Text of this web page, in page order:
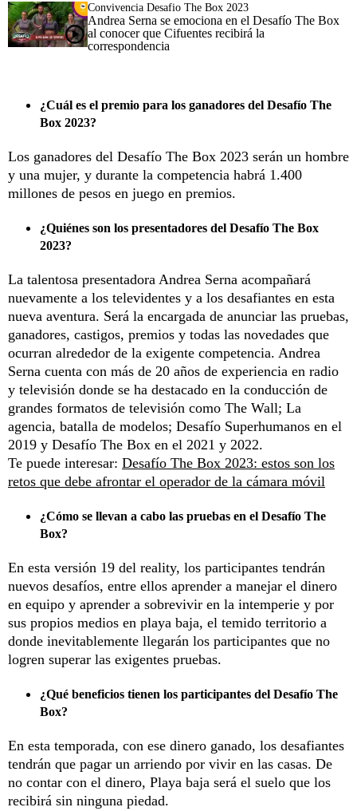
Convivencia Desafio The Box 2023
Andrea Serna se emociona en el Desafío The Box
al conocer que Cifuentes recibirá la
correspondencia
¿Cuál es el premio para los ganadores del Desafío The
Box 2023?
Los ganadores del Desafío The Box 2023 serán un hombre
y una mujer, y durante la competencia habrá 1.400
millones de pesos en juego en premios.
¿Quiénes son los presentadores del Desafío The Box
2023?
La talentosa presentadora Andrea Serna acompañará
nuevamente a los televidentes y a los desafiantes en esta
nueva aventura. Será la encargada de anunciar las pruebas,
ganadores, castigos, premios y todas las novedades que
ocurran alrededor de la exigente competencia. Andrea
Serna cuenta con más de 20 años de experiencia en radio
y televisión donde se ha destacado en la conducción de
grandes formatos de televisión como The Wall; La
agencia, batalla de modelos; Desafío Superhumanos en el
2019 y Desafío The Box en el 2021 y 2022.
Te puede interesar: Desafío The Box 2023: estos son los
retos que debe afrontar el operador de la cámara móvil
¿Cómo se llevan a cabo las pruebas en el Desafío The
Box?
En esta versión 19 del reality, los participantes tendrán
nuevos desafíos, entre ellos aprender a manejar el dinero
en equipo y aprender a sobrevivir en la intemperie y por
sus propios medios en playa baja, el temido territorio a
donde inevitablemente llegarán los participantes que no
logren superar las exigentes pruebas.
¿Qué beneficios tienen los participantes del Desafío The
Box?
En esta temporada, con ese dinero ganado, los desafiantes
tendrán que pagar un arriendo por vivir en las casas. De
no contar con el dinero, Playa baja será el suelo que los
recibirá sin ninguna piedad.